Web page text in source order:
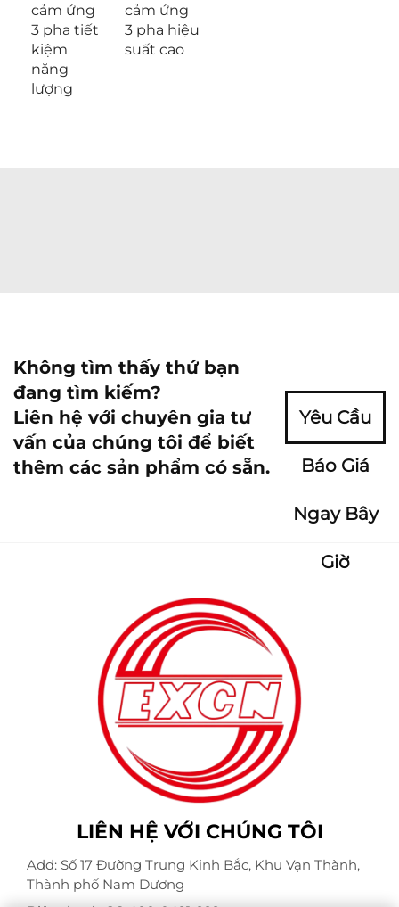
cảm ứng
3 pha tiết
kiệm
năng
lượng
cảm ứng
3 pha hiệu
suất cao
Không tìm thấy thứ bạn
đang tìm kiếm?
Liên hệ với chuyên gia tư
vấn của chúng tôi để biết
thêm các sản phẩm có sẵn.
Yêu Cầu
Báo Giá
Ngay Bây
Giờ
LIÊN HỆ VỚI CHÚNG TÔI
Add: Số 17 Đường Trung Kinh Bắc, Khu Vạn Thành,
Thành phố Nam Dương